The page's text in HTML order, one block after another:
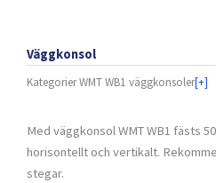
Kontakt
Väggkonsol
KategorierWMT WB1 väggkonsoler[+]
Med väggkonsol WMT WB1 fästs
horisontellt och vertikalt.
stegar.